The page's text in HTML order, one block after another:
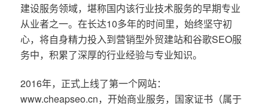
建设服务领域，堪称国内该行业技术服务的早期专业
从业者之一。在长达10多年的时间里，始终坚守初
心，将自身精力投入到营销型外贸建站和谷歌SEO服
务中，积累了深厚的行业经验与专业知识。
2016年，正式上线了第一个网站：
www.cheapseo.cn，开始商业服务，国家证书（属于